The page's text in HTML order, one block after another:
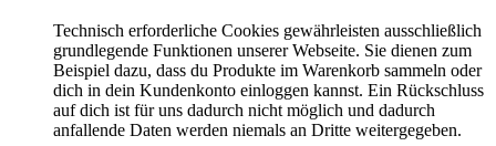
Technisch erforderliche Cookies gewährleisten ausschließlich
grundlegende Funktionen unserer Webseite. Sie dienen zum
Beispiel dazu, dass du Produkte im Warenkorb sammeln oder
dich in dein Kundenkonto einloggen kannst. Ein Rückschluss
auf dich ist für uns dadurch nicht möglich und dadurch
anfallende Daten werden niemals an Dritte weitergegeben.